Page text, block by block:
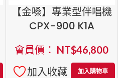
【金嗓】專業型伴唱機
CPX-900 K1A
會員價： NT$46,800
加入收藏
加入購物車